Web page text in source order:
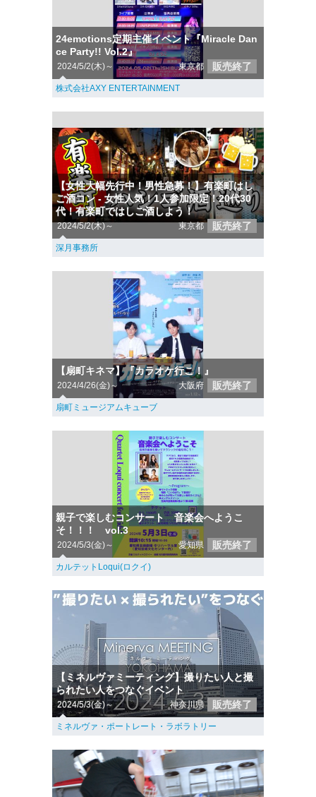
24emotions定期主催イベント『Miracle Dan
ce Party!! Vol.2』
2024/5/2(木)～ 東京都 販売終了
株式会社AXY ENTERTAINMENT
【女性大幅先行中！男性急募！】有楽町はし
ご酒コン - 女性人気！1人参加限定！20代30
代！有楽町ではしご酒しよう！
2024/5/2(木)～ 東京都 販売終了
深月事務所
【扇町キネマ】『カラオケ行こ！』
2024/4/26(金)～ 大阪府 販売終了
扇町ミュージアムキューブ
親子で楽しむコンサート 音楽会へようこ
そ！！！ vol.3
2024/5/3(金)～ 愛知県 販売終了
カルテットLoqui(ロクイ)
【ミネルヴァミーティング】撮りたい人と撮
られたい人をつなぐイベント
2024/5/3(金)～ 神奈川県 販売終了
ミネルヴァ・ポートレート・ラボラトリー